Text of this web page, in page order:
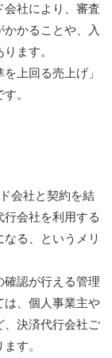
会社により、審査
かることや、入
ます。
上回る売上げ」
。
会社と契約を結
会社を利用する
る、というメリ
確認が行える管理
は、個人事業主や
、決済代行会社ご
す。